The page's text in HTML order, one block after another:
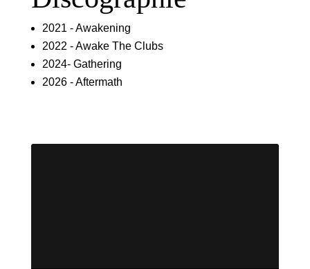
2021 - Awakening
2022 - Awake The Clubs
2024- Gathering
2026 - Aftermath